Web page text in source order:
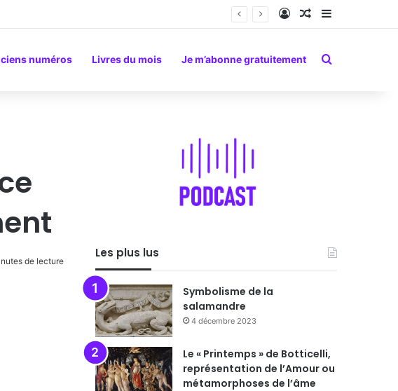
Connexion
Article Aléatoire
Sidebar
numéros Livres du mois Je m’abonne gratuitement Rechercher
de lecture
Les plus lus
Symbolisme de la
salamandre
4 décembre 2023
Le « Printemps » de Botticelli,
représentation de l’Amour ou
métamorphoses de l’âme